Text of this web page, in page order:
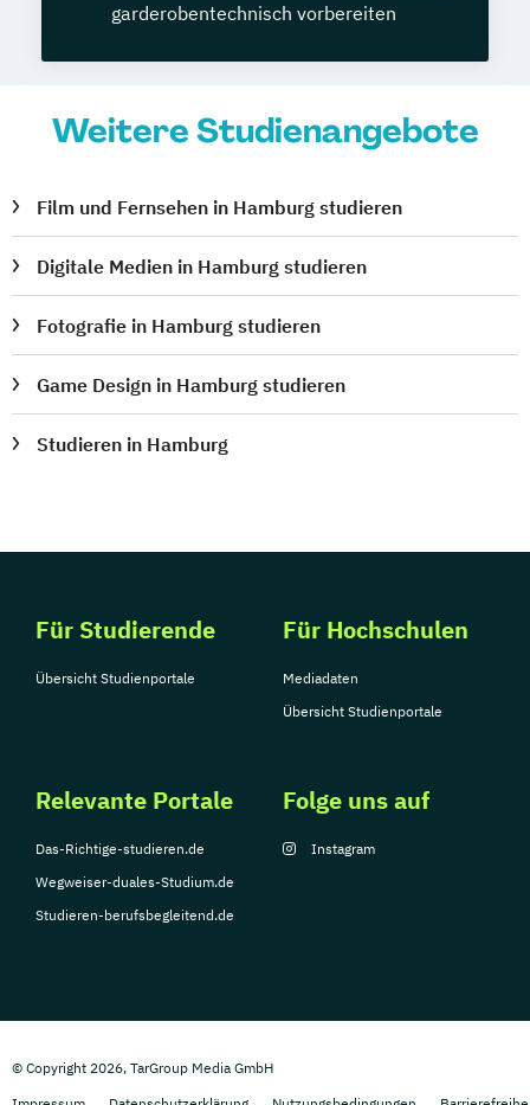
garderobentechnisch vorbereiten
Weitere Studienangebote
Film und Fernsehen in Hamburg studieren
Digitale Medien in Hamburg studieren
Fotografie in Hamburg studieren
Game Design in Hamburg studieren
Studieren in Hamburg
Für Studierende
Übersicht Studienportale
Für Hochschulen
Mediadaten
Übersicht Studienportale
Relevante Portale
Das-Richtige-studieren.de
Wegweiser-duales-Studium.de
Studieren-berufsbegleitend.de
Folge uns auf
Instagram
© Copyright 2026, TarGroup Media GmbH